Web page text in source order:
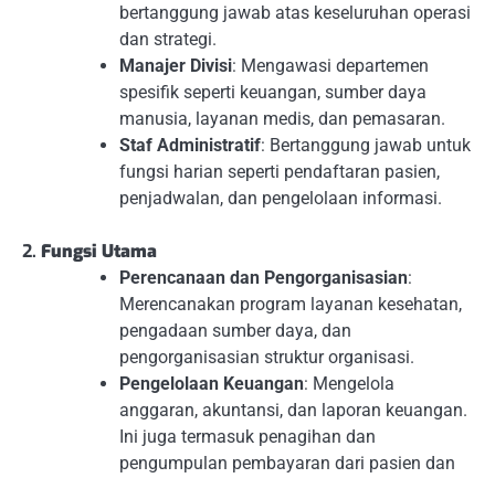
bertanggung jawab atas keseluruhan operasi
dan strategi.
Manajer Divisi: Mengawasi departemen
spesifik seperti keuangan, sumber daya
manusia, layanan medis, dan pemasaran.
Staf Administratif: Bertanggung jawab untuk
fungsi harian seperti pendaftaran pasien,
penjadwalan, dan pengelolaan informasi.
2. Fungsi Utama
Perencanaan dan Pengorganisasian:
Merencanakan program layanan kesehatan,
pengadaan sumber daya, dan
pengorganisasian struktur organisasi.
Pengelolaan Keuangan: Mengelola
anggaran, akuntansi, dan laporan keuangan.
Ini juga termasuk penagihan dan
pengumpulan pembayaran dari pasien dan